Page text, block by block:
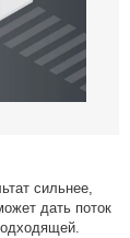
сильнее,
дать поток